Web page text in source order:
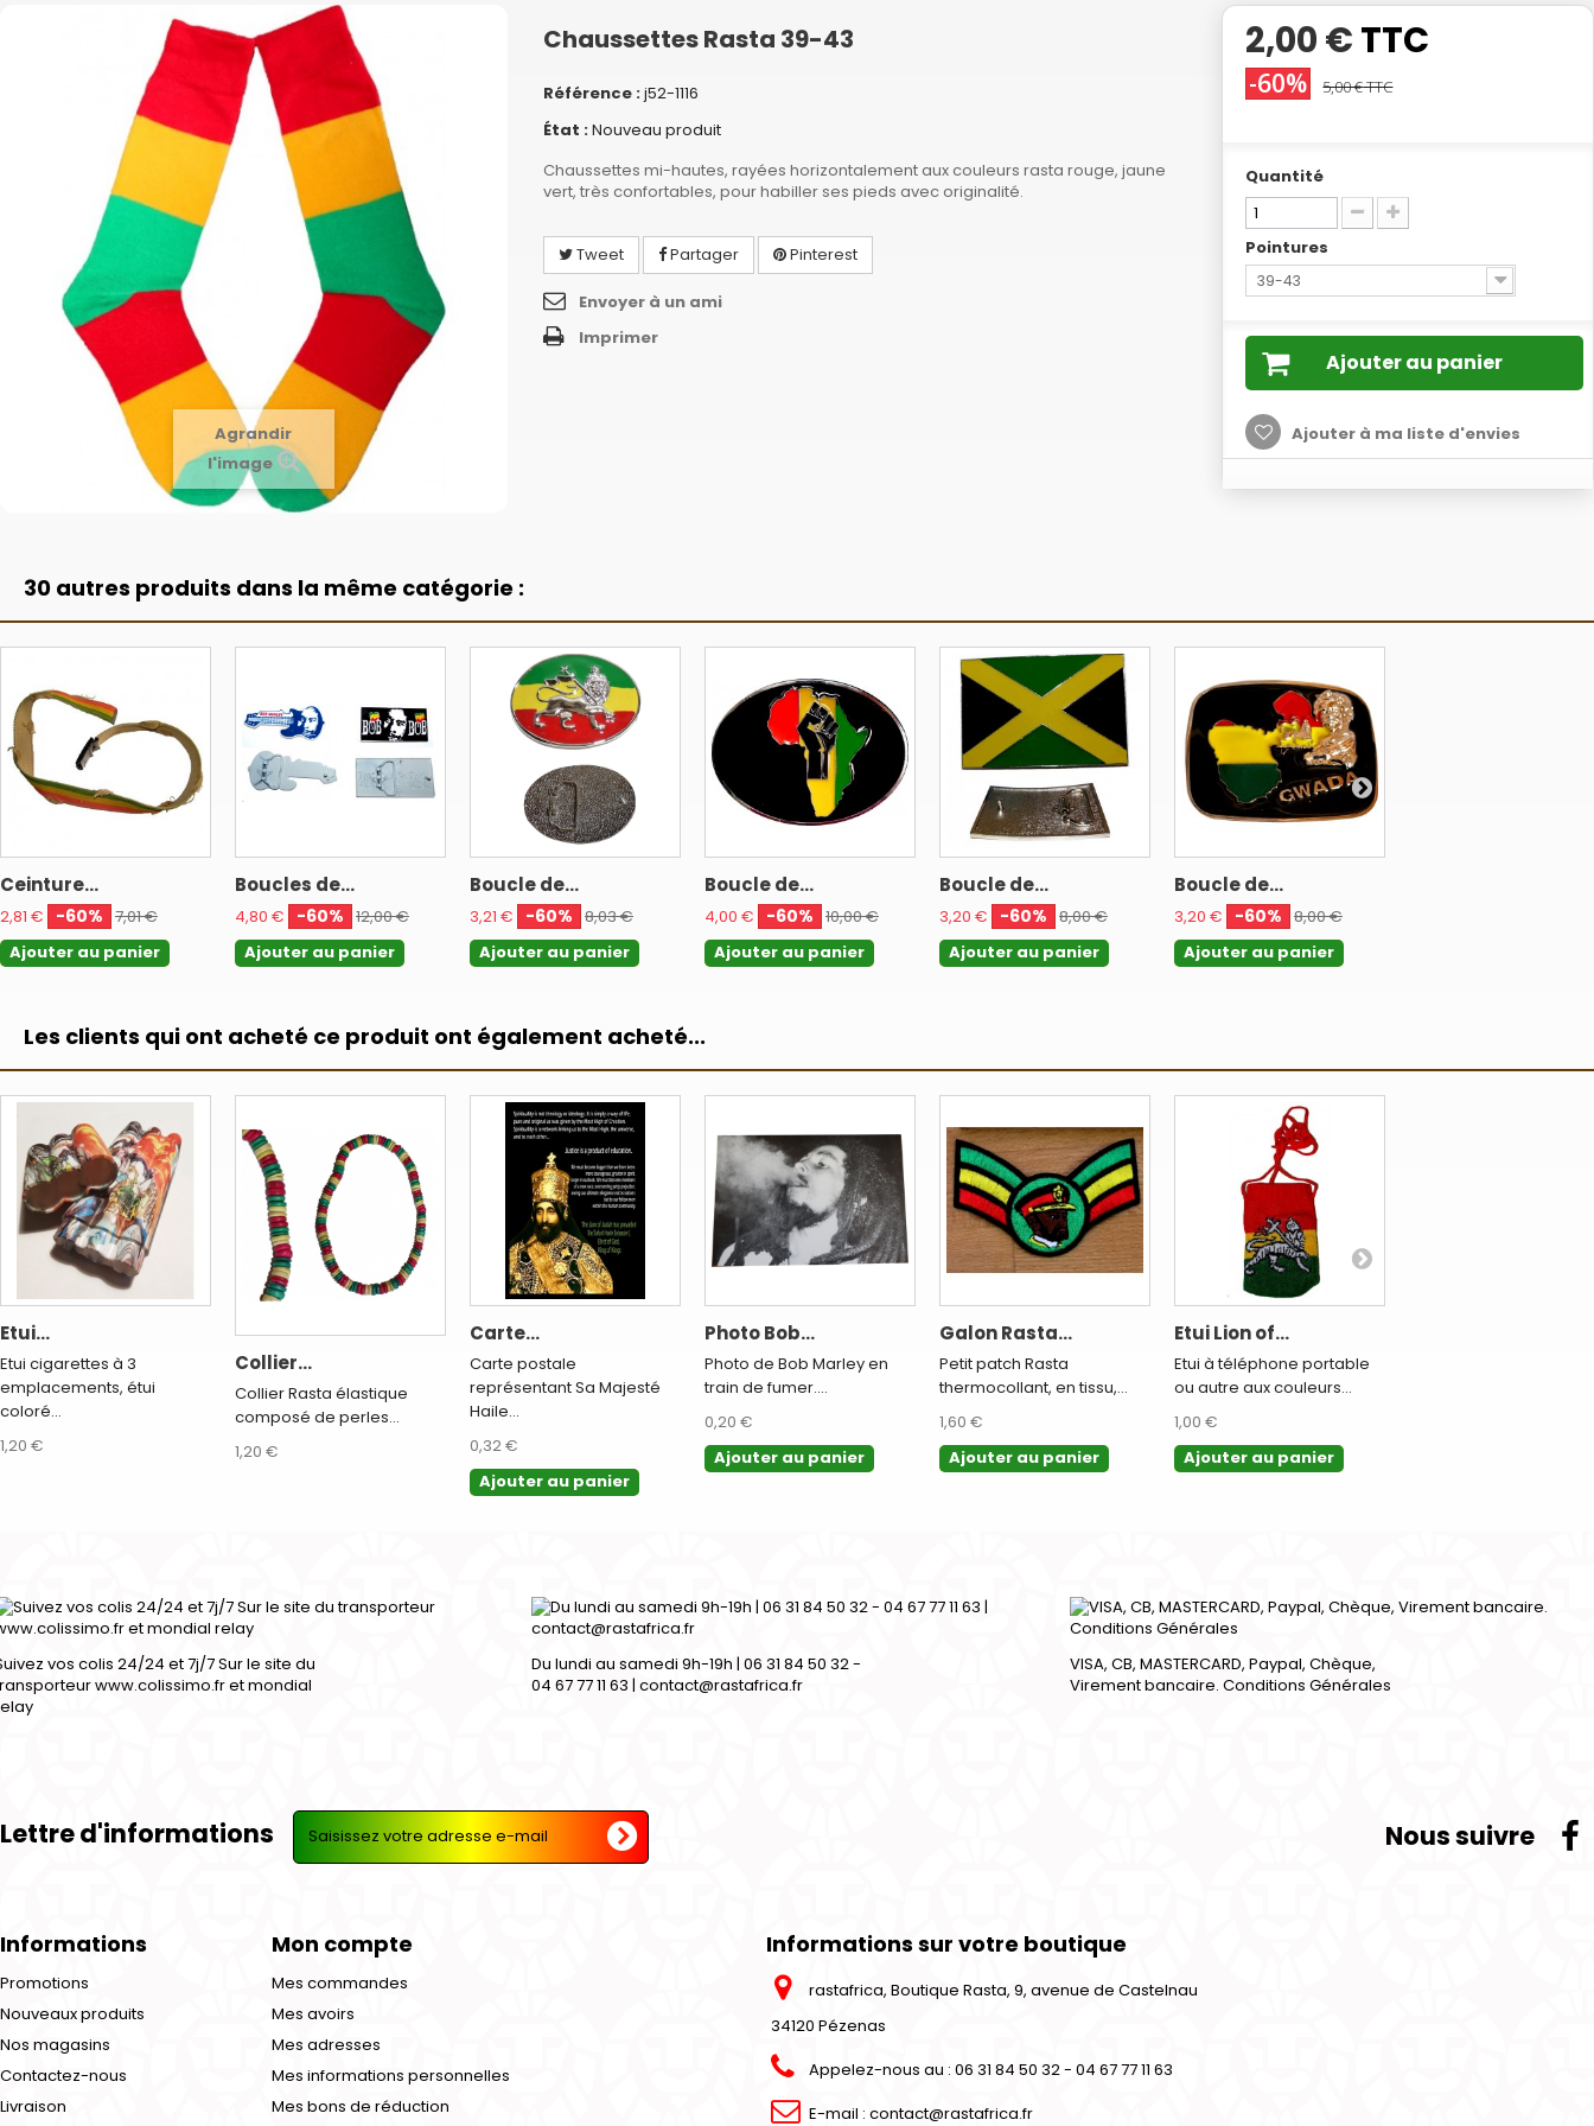
Agrandir
l'image
Chaussettes Rasta 39-43
Référence :j52-1116
État :Nouveau produit
Chaussettes mi-hautes, rayées horizontalement aux couleurs rasta rouge, jaune
vert, très confortables, pour habiller ses pieds avec originalité.
Tweet Partager Pinterest
Envoyer à un ami
Imprimer
2,00 € TTC
-60% 5,00 €TTC
Quantité
Pointures
39-43
Ajouter au panier
Ajouter à ma liste d'envies
30 autres produits dans la même catégorie :
Ceinture...
2,81 € -60% 7,01 €
Ajouter au panier
Boucles de...
4,80 € -60% 12,00 €
Ajouter au panier
Boucle de...
3,21 € -60% 8,03 €
Ajouter au panier
Boucle de...
4,00 € -60% 10,00 €
Ajouter au panier
Boucle de...
3,20 € -60% 8,00 €
Ajouter au panier
Boucle de...
3,20 € -60% 8,00 €
Ajouter au panier
Les clients qui ont acheté ce produit ont également acheté...
Etui...
Etui cigarettes à 3
emplacements, étui
coloré...
1,20 €
Collier...
Collier Rasta élastique
composé de perles...
1,20 €
Carte...
Carte postale
représentant Sa Majesté
Haile...
0,32 €
Ajouter au panier
Photo Bob...
Photo de Bob Marley en
train de fumer....
0,20 €
Ajouter au panier
Galon Rasta...
Petit patch Rasta
thermocollant, en tissu,...
1,60 €
Ajouter au panier
Etui Lion of...
Etui à téléphone portable
ou autre aux couleurs...
1,00 €
Ajouter au panier
vos colis 24/24 et 7j/7 Sur le site du
www.colissimo.fr et mondial
Du lundi au samedi 9h-19h | 06 31 84 50 32 -
04 67 77 11 63 | contact@rastafrica.fr
VISA, CB, MASTERCARD, Paypal, Chèque,
Virement bancaire. Conditions Générales
Lettre d'informations Nous suivre
Informations
Promotions
Nouveaux produits
Nos magasins
Contactez-nous
Livraison
Mon compte
Mes commandes
Mes avoirs
Mes adresses
Mes informations personnelles
Mes bons de réduction
Informations sur votre boutique
rastafrica, Boutique Rasta, 9, avenue de Castelnau
34120 Pézenas
Appelez-nous au :06 31 84 50 32 - 04 67 77 11 63
E-mail :contact@rastafrica.fr